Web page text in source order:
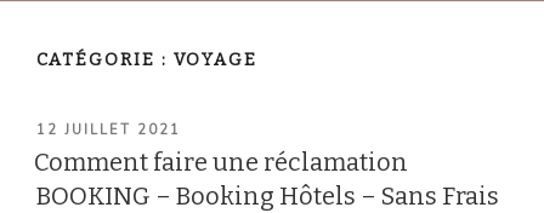
CATÉGORIE : VOYAGE
PUBLIÉ
LE
12 JUILLET 2021
Comment faire une réclamation
BOOKING – Booking Hôtels – Sans Frais